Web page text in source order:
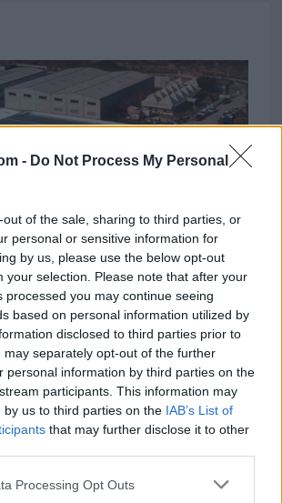
- Do Not Process My Personal
out of the sale, sharing to third parties, or
personal or sensitive information for
by us, please use the below opt-out
your selection. Please note that after your
processed you may continue seeing
based on personal information utilized by
disclosed to third parties prior to
may separately opt-out of the further
personal information by third parties on the
participants. This information may
by us to third parties on the IAB’s List of
that may further disclose it to other
Processing Opt Outs